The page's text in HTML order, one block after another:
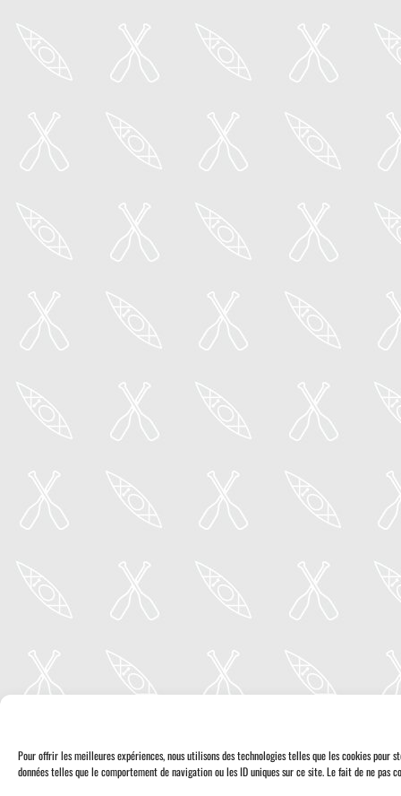
Pour offrir les meilleures expériences, nous utilisons des technologies telles que les cookies
données telles que le comportement de navigation ou les ID uniques sur ce site. Le fait de ne